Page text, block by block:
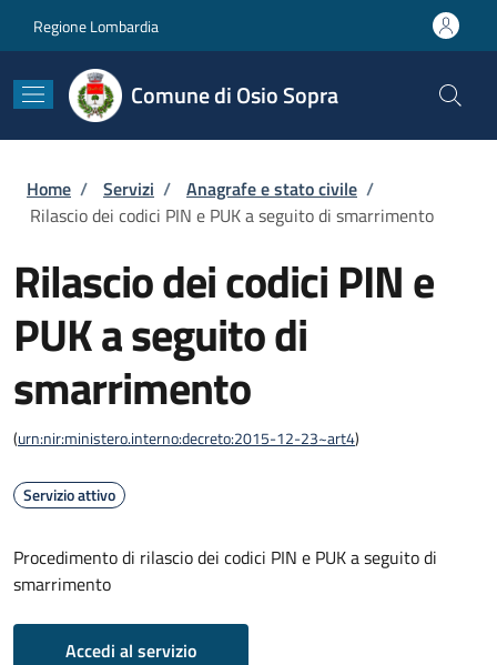
Regione Lombardia
Comune di Osio Sopra
Briciole di pane
Home / Servizi / Anagrafe e stato civile /
Rilascio dei codici PIN e PUK a seguito di smarrimento
Rilascio dei codici PIN e
PUK a seguito di
smarrimento
(urn:nir:ministero.interno:decreto:2015-12-23~art4)
Servizio attivo
Procedimento di rilascio dei codici PIN e PUK a seguito di
smarrimento
Accedi al servizio